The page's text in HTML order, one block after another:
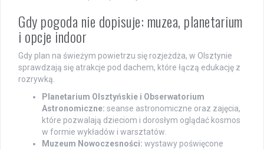
Gdy pogoda nie dopisuje: muzea, planetarium
i opcje indoor
Gdy plan na świeżym powietrzu się rozjeżdża, w Olsztynie
sprawdzają się atrakcje pod dachem, które łączą edukację z
rozrywką.
Planetarium Olsztyńskie i Obserwatorium
Astronomiczne: seanse astronomiczne oraz zajęcia,
które pozwalają dzieciom i dorosłym oglądać kosmos
w formie wykładów i warsztatów.
Muzeum Nowoczesności: wystawy poświęcone